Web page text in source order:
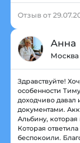
Отзыв от
Анна
Москва
Здравствуйте!
особенности
доходчиво давал
документами.
Альбину, которая
Которая
беспокоили.